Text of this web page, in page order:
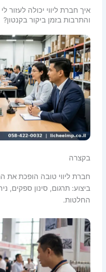
איך חברת ליווי יכולה
והתרבות בזמן ביקור בקנטון?
בקצרה
חברת ליווי טובה הופכת את
ביצוע: תרגום, סינון ספקים,
החלטות.